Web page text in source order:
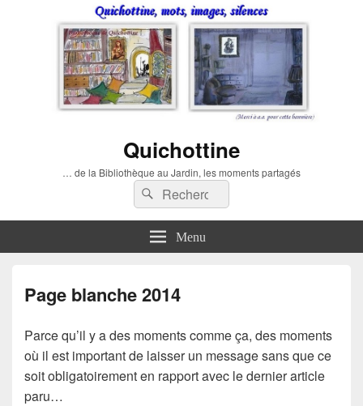
Quichottine
… de la Bibliothèque au Jardin, les moments partagés
Recherche :
Rechercher
Menu
Page blanche 2014
Parce qu’il y a des moments comme ça, des moments
où il est important de laisser un message sans que ce
soit obligatoirement en rapport avec le dernier article
paru…